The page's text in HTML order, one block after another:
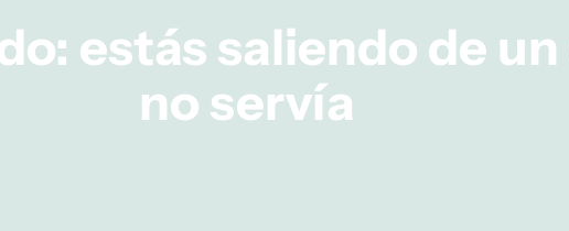
estás saliendo de
no servía